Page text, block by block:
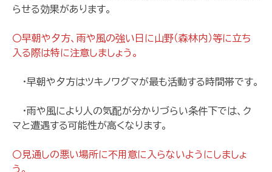
らせる効果があります。
〇早朝や夕方、雨や風の強い日に山野（森林内）等に立ち
入る際は特に注意しましょう。
・早朝や夕方はツキノワグマが最も活動する時間帯です。
・雨や風により人の気配が分かりづらい条件下では、ク
マと遭遇する可能性が高くなります。
〇見通しの悪い場所に不用意に入らないようにしましょ
う。